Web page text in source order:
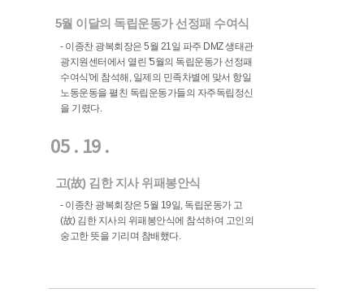
5월 이달의 독립운동가 선정패 수여식
- 이종찬 광복회장은 5월 21일 파주 DMZ 생태관
광지원센터에서 열린 '5월의 독립운동가 선정패
수여식'에 참석해, 일제의 민족차별에 맞서 항일
노동운동을 펼친 독립운동가들의 자주독립정신
을 기렸다.
05 . 19 .
고(故) 김한 지사 위패봉안식
- 이종찬 광복회장은 5월 19일, 독립운동가 고
(故) 김한 지사의 위패봉안식에 참석하여 고인의
숭고한 뜻을 기리며 참배했다.